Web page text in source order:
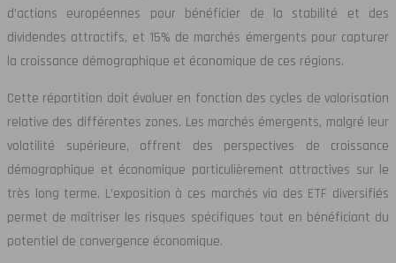
d’actions européennes pour bénéficier de la stabilité et des
dividendes attractifs, et 15% de marchés émergents pour capturer
la croissance démographique et économique de ces régions.
Cette répartition doit évoluer en fonction des cycles de valorisation
relative des différentes zones. Les marchés émergents, malgré leur
volatilité supérieure, offrent des perspectives de croissance
démographique et économique particulièrement attractives sur le
très long terme. L’exposition à ces marchés via des ETF diversifiés
permet de maîtriser les risques spécifiques tout en bénéficiant du
potentiel de convergence économique.